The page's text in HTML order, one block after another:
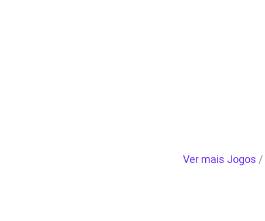
Ver mais Jogos /